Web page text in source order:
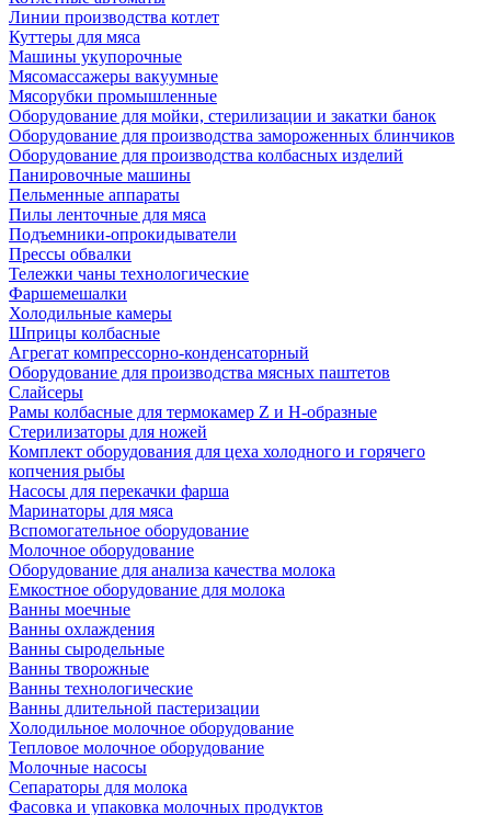
Линии производства котлет
Куттеры для мяса
Машины укупорочные
Мясомассажеры вакуумные
Мясорубки промышленные
Оборудование для мойки, стерилизации и закатки банок
Оборудование для производства замороженных блинчиков
Оборудование для производства колбасных изделий
Панировочные машины
Пельменные аппараты
Пилы ленточные для мяса
Подъемники-опрокидыватели
Прессы обвалки
Тележки чаны технологические
Фаршемешалки
Холодильные камеры
Шприцы колбасные
Агрегат компрессорно-конденсаторный
Оборудование для производства мясных паштетов
Слайсеры
Рамы колбасные для термокамер Z и H-образные
Стерилизаторы для ножей
Комплект оборудования для цеха холодного и горячего
копчения рыбы
Насосы для перекачки фарша
Маринаторы для мяса
Вспомогательное оборудование
Молочное оборудование
Оборудование для анализа качества молока
Емкостное оборудование для молока
Ванны моечные
Ванны охлаждения
Ванны сыродельные
Ванны творожные
Ванны технологические
Ванны длительной пастеризации
Холодильное молочное оборудование
Тепловое молочное оборудование
Молочные насосы
Сепараторы для молока
Фасовка и упаковка молочных продуктов